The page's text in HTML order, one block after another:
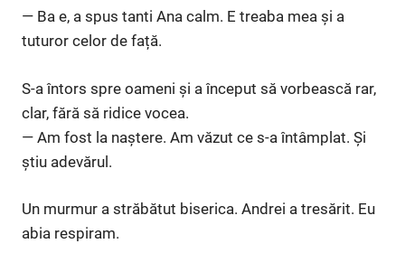
— Ba e, a spus tanti Ana calm. E treaba mea și a
tuturor celor de față.
S-a întors spre oameni și a început să vorbească rar,
clar, fără să ridice vocea.
— Am fost la naștere. Am văzut ce s-a întâmplat. Și
știu adevărul.
Un murmur a străbătut biserica. Andrei a tresărit. Eu
abia respiram.